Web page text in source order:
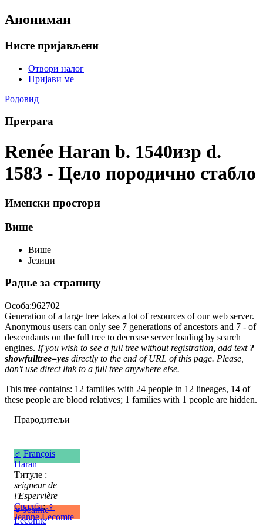
Анониман
Нисте пријављени
Отвори налог
Пријави ме
Родовид
Претрага
Renée Haran b. 1540изр d.
1583 - Цело породично стабло
Именски простори
Више
Више
Језици
Радње за страницу
Особа:962702
Generation of a large tree takes a lot of resources of our web server.
Anonymous users can only see 7 generations of ancestors and 7 - of
descendants on the full tree to decrease server loading by search
engines. If you wish to see a full tree without registration, add text ?
showfulltree=yes directly to the end of URL of this page. Please,
don't use direct link to a full tree anywhere else.
This tree contains: 12 families with 24 people in 12 lineages, 14 of
these people are blood relatives; 1 families with 1 people are hidden.
Прародитељи
♂ François
Haran
Титуле :
seigneur de
l'Espervière
Свадба:♀
Jeanne Lecomte
♀ Jeanne
Lecomte